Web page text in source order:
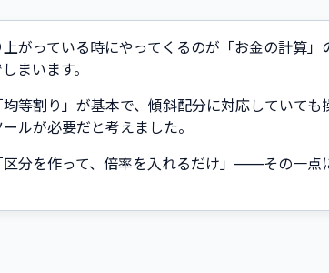
がっている時にやってくるのが「お金の計算
まいます。
等割り」が基本で、傾斜配分に対応していて
ルが必要だと考えました。
分を作って、倍率を入れるだけ」——その一点